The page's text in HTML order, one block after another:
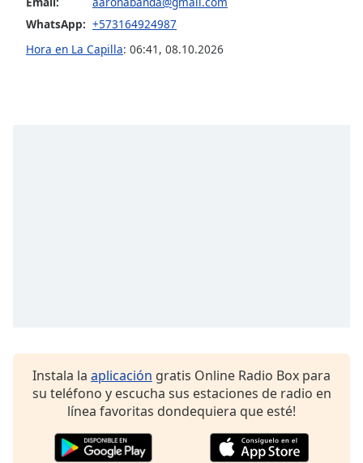
FamilyWhatsApp: +573164924987
Hora en La Capilla: 06:41 , 08.10.2026
Instala la aplicación gratis Online Radio Box para
su teléfono y escucha sus estaciones de radio en
línea favoritas dondequiera que esté!